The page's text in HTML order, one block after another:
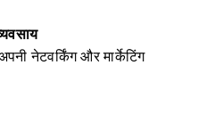
नेटवर्किंग और मार्केटिंग